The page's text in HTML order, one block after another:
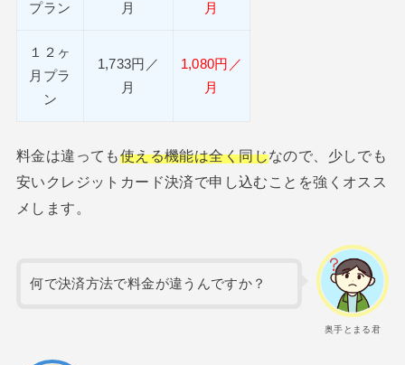
プラン
月
月
１２ヶ
月プラ
ン
1,733円／
月
1,080円／
月
料金は違っても使える機能は全く同じなので、少しでも
安いクレジットカード決済で申し込むことを強くオスス
メします。
奥手とまる君
何で決済方法で料金が違うんですか？